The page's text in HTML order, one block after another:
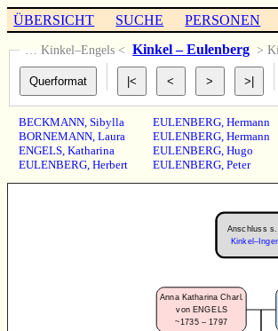
ÜBERSICHT SUCHE PERSONEN
… Kinkel–Engels < Kinkel – Eulenberg >
BECKMANN,Sibylla
BORNEMANN,Laura
ENGELS,Katharina
EULENBERG,Herbert
EULENBERG, Hermann
EULENBERG, Hermann
EULENBERG, Hugo
EULENBERG, Peter
Anna Katharina Charl.
von ENGELS
~1735 – 1797
Anschluss s.